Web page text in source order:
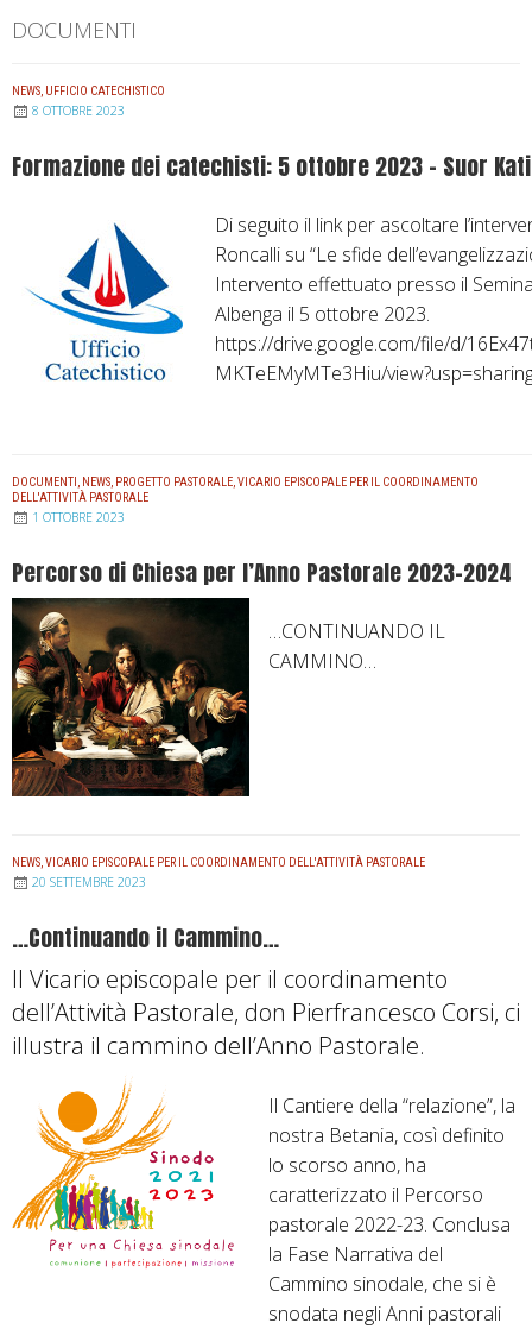
DOCUMENTI
NEWS, UFFICIO CATECHISTICO
8 OTTOBRE 2023
Formazione dei catechisti: 5 ottobre 2023 – Suor
Di seguito il link per ascoltare
Roncalli su “Le sfide
Intervento effettuato presso il
Albenga il 5 ottobre 2023.
https://drive.google.com/file/d/
MKTeEMyMTe3Hiu/
DOCUMENTI, NEWS, PROGETTO PASTORALE,VICARIO EPISCOPALE PER IL COORDINAMENTO
DELL'ATTIVITÀ PASTORALE
1 OTTOBRE 2023
Percorso di Chiesa per l’Anno Pastorale 2023-2024
…CONTINUANDO IL
CAMMINO…
NEWS,VICARIO EPISCOPALE PER IL COORDINAMENTO DELL'ATTIVITÀ PASTORALE
20 SETTEMBRE 2023
…Continuando il Cammino…
Il Vicario episcopale per il coordinamento
dell’Attività Pastorale, don Pierfrancesco Corsi, ci
illustra il cammino dell’Anno Pastorale.
Il Cantiere della “relazione”, la
nostra Betania, così definito
lo scorso anno, ha
caratterizzato il Percorso
pastorale 2022-23. Conclusa
la Fase Narrativa del
Cammino sinodale, che si è
snodata negli Anni pastorali